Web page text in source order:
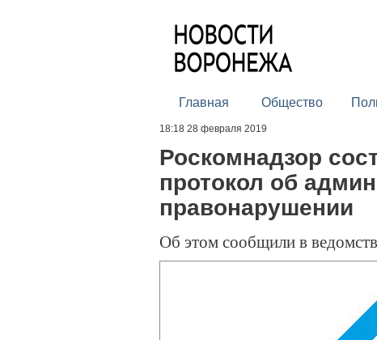
Главная Общество
18:18 28 февраля 2019
Роскомнадзор
протокол об
правонарушении
Об этом сообщили в